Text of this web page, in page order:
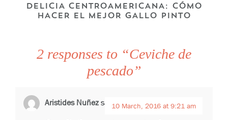
DELICIA CENTROAMERICANA: CÓMO
HACER EL MEJOR GALLO PINTO
2 responses to “Ceviche de
pescado”
Aristides Nuñez says:10 March, 2016 at 9:21 am